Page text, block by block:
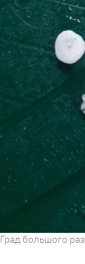
Град большого